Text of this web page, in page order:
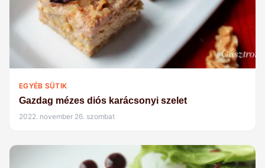
EGYÉB SÜTIK
Gazdag mézes diós karácsonyi szelet
2022. november 26. szombat